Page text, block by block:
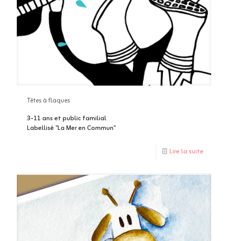
Têtes à flaques
3-11 ans et public familial
Labellisé "La Mer en Commun"
Lire la suite